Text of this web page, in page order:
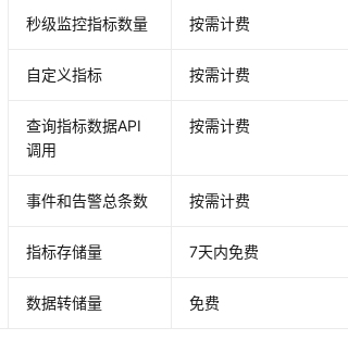
秒级监控指标数量 按需计费
自定义指标 按需计费
查询指标数据API
调用
按需计费
事件和告警总条数 按需计费
指标存储量 7天内免费
数据转储量 免费